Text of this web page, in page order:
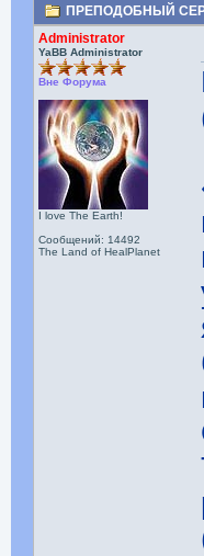
ПРЕПОДОБНЫЙ
Administrator
YaBB Administrator
Вне Форума
I love The Earth!
Сообщений: 14492
The Land of HealPlanet